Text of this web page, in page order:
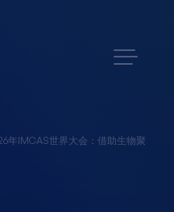
年IMCAS世界大会：借助生物聚